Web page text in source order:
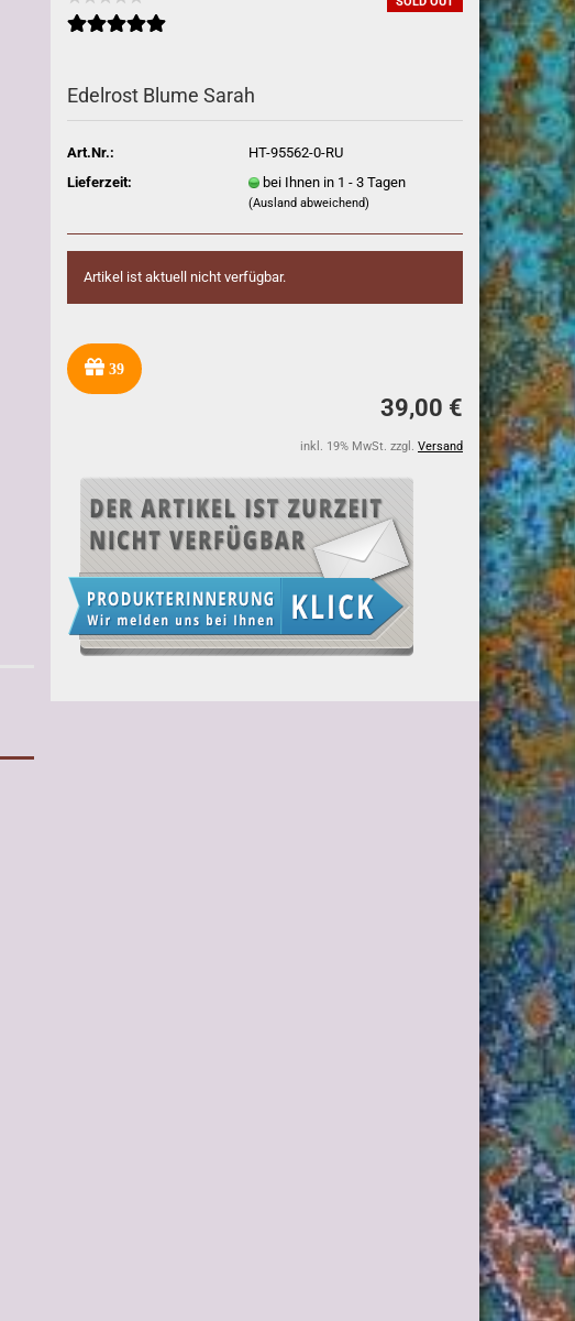
Edelrost Blume Sarah
Art.Nr.:
HT-95562-0-RU
Lieferzeit:
bei Ihnen in 1 - 3 Tagen
(Ausland abweichend)
Artikel ist aktuell nicht verfügbar.
39
39,00 €
inkl. 19% MwSt. zzgl. Versand